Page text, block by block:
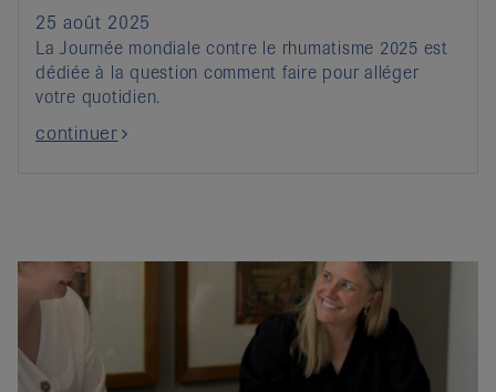
25 août 2025
La Journée mondiale contre le rhumatisme 2025 est
dédiée à la question comment faire pour alléger
votre quotidien.
continuer